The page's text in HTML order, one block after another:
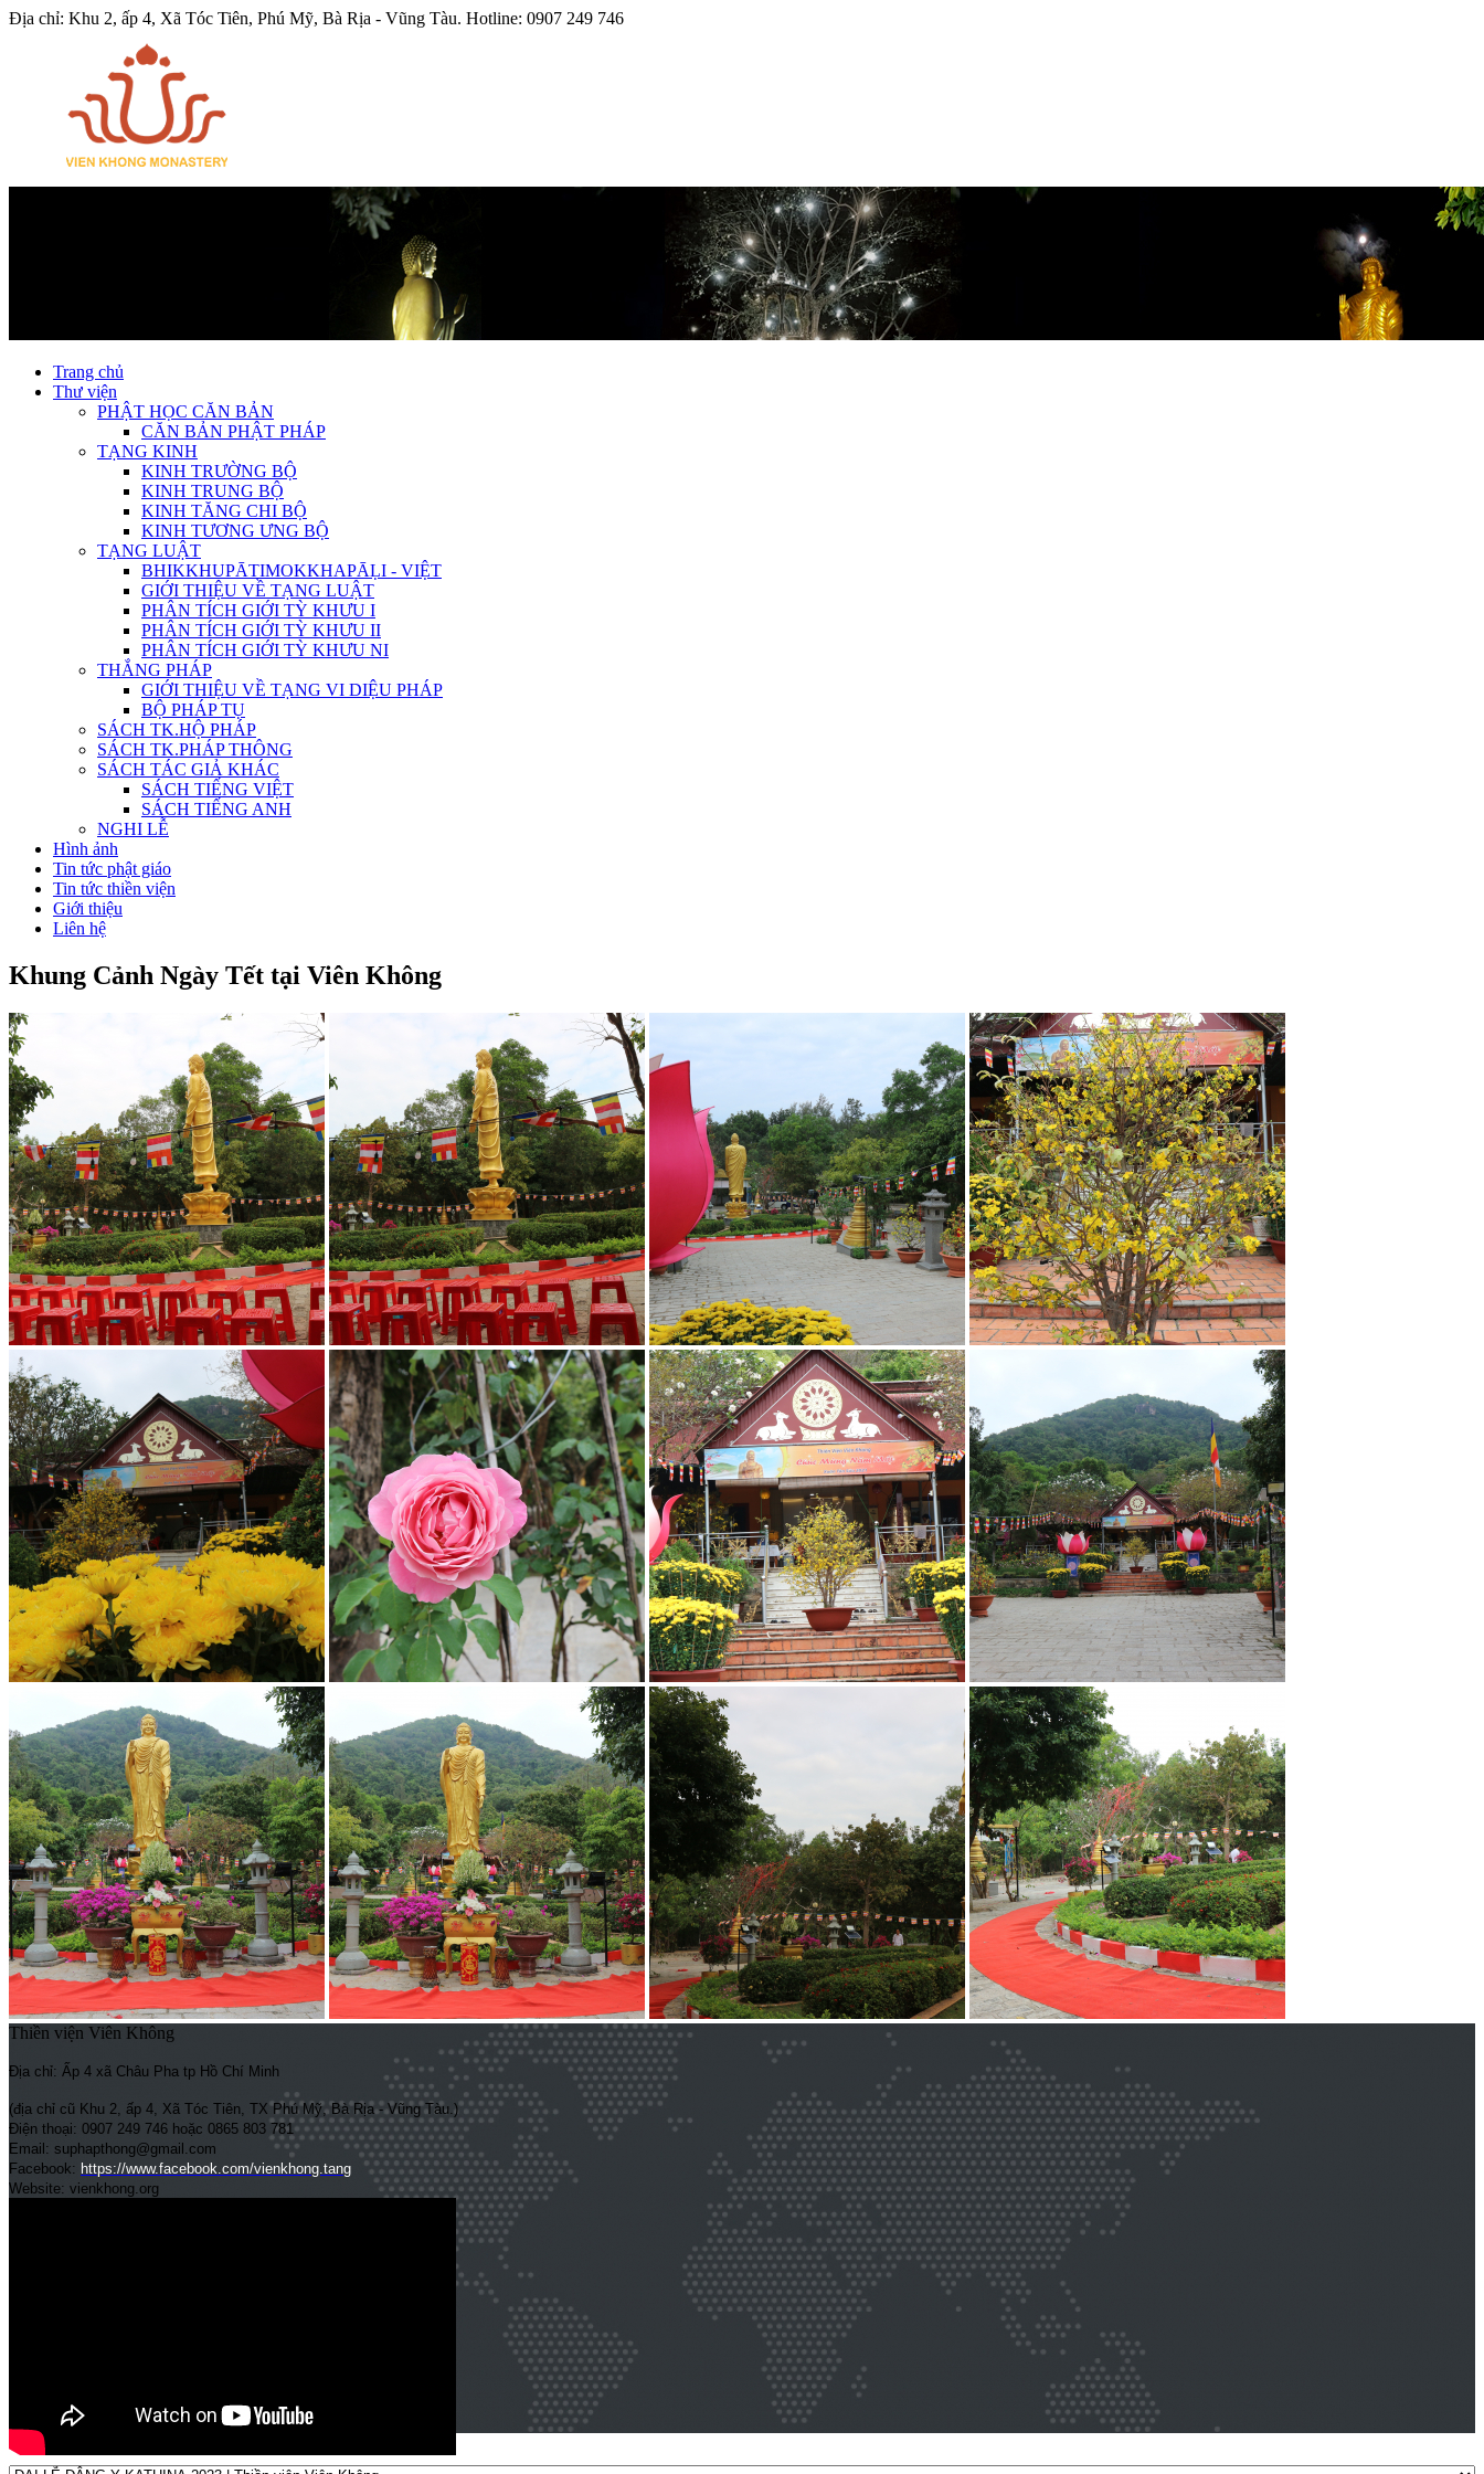
Địa chỉ: Khu 2, ấp 4, Xã Tóc Tiên, Phú Mỹ, Bà Rịa - Vũng Tàu. Hotline: 0907 249 746
Trang chủ
Thư viện
PHẬT HỌC CĂN BẢN
CĂN BẢN PHẬT PHÁP
TẠNG KINH
KINH TRƯỜNG BỘ
KINH TRUNG BỘ
KINH TĂNG CHI BỘ
KINH TƯƠNG ƯNG BỘ
TẠNG LUẬT
BHIKKHUPĀTIMOKKHAPĀḶI - VIỆT
GIỚI THIỆU VỀ TẠNG LUẬT
PHÂN TÍCH GIỚI TỲ KHƯU I
PHÂN TÍCH GIỚI TỲ KHƯU II
PHÂN TÍCH GIỚI TỲ KHƯU NI
THẮNG PHÁP
GIỚI THIỆU VỀ TẠNG VI DIỆU PHÁP
BỘ PHÁP TỤ
SÁCH TK.HỘ PHÁP
SÁCH TK.PHÁP THÔNG
SÁCH TÁC GIẢ KHÁC
SÁCH TIẾNG VIỆT
SÁCH TIẾNG ANH
NGHI LỄ
Hình ảnh
Tin tức phật giáo
Tin tức thiền viện
Giới thiệu
Liên hệ
Khung Cảnh Ngày Tết tại Viên Không
Thiền viện Viên Không
Địa chỉ: Ấp 4 xã Châu Pha tp Hồ Chí Minh
(địa chỉ cũ Khu 2, ấp 4, Xã Tóc Tiên, TX Phú Mỹ, Bà Rịa - Vũng Tàu.)
Điện thoại: 0907 249 746 hoặc 0865 803 781
Email: suphapthong@gmail.com
Facebook: https://www.facebook.com/vienkhong.tang
Website: vienkhong.org